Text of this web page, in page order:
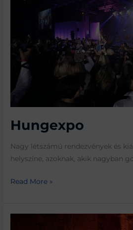
Hungexpo
Nagy létszámú rendezvények és
helyszíne, azoknak, akik nagyban
Read More »